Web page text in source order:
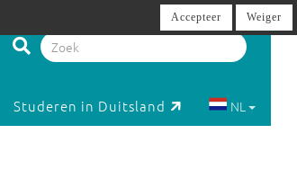
Studeren in Duitsland NL
Accepteer Weiger